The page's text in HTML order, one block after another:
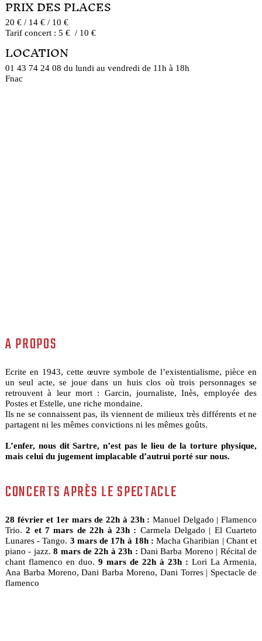
PRIX DES PLACES
20 € / 14 € / 10 €
Tarif concert : 5 € / 10 €
LOCATION
01 43 74 24 08 du lundi au vendredi de 11h à 18h
Fnac
A PROPOS
Ecrite en 1943, cette œuvre symbole de l’existentialisme, pièce en
un seul acte, se joue dans un huis clos où trois personnages se
retrouvent à leur mort : Garcin, journaliste, Inès, employée des
Postes et Estelle, une riche mondaine.
Ils ne se connaissent pas, ils viennent de milieux très différents et ne
partagent ni les mêmes convictions ni les mêmes goûts.
L’enfer, nous dit Sartre, n’est pas le lieu de la torture physique,
mais celui du jugement implacable d’autrui porté sur nous.
CONCERTS APRÈS LE SPECTACLE
28 février et 1er mars de 22h à 23h : Manuel Delgado | Flamenco
Trio.2 et 7 mars de 22h à 23h : Carmela Delgado | El Cuarteto
Lunares - Tango. 3 mars de 17h à 18h : Macha Gharibian | Chant et
piano - jazz.8 mars de 22h à 23h : Dani Barba Moreno | Récital de
chant flamenco en duo. 9 mars de 22h à 23h : Lori La Armenia,
Ana Barba Moreno, Dani Barba Moreno, Dani Torres | Spectacle de
flamenco